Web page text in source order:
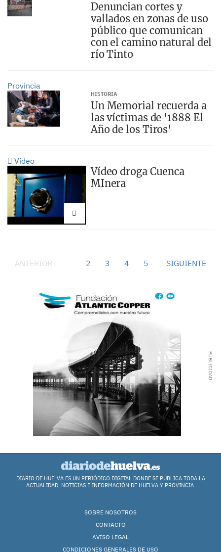
Denuncian cortes y
vallados en zonas de uso
público que comunican
con el camino natural del
río Tinto
Provincia
HISTORIA
Un Memorial recuerda a
las víctimas de '1888 El
Año de los Tiros'
Vídeo
Vídeo droga Cuenca
MInera
ANTERIOR 2 3 4 5 SIGUIENTE
DIARIO DE HUELVA ES UN PERIÓDICO DIGITAL DONDE SE PUBLICA TODA LA
ACTUALIDAD, NOTICIAS E INFORMACIÓN DE HUELVA Y PROVINCIA.
SOBRE NOSOTROS
CONTACTO
AVISO LEGAL
CONDICIONES GENERALES DE USO